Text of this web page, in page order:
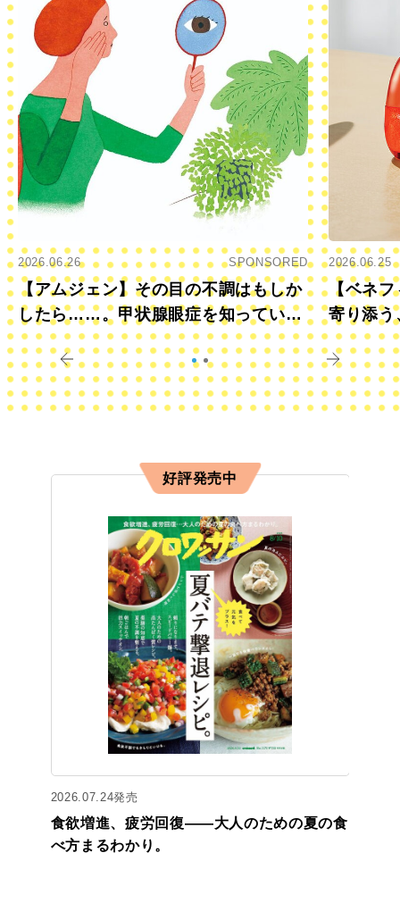
2026.06.26 SPONSORED
【アムジェン】その目の不調はもしか
したら……。甲状腺眼症を知っていま
すか？
2026.06.25
【ベネフ
寄り添う
きに
好評発売中
2026.07.24発売
食欲増進、疲労回復——大人のための夏の食
べ方まるわかり。